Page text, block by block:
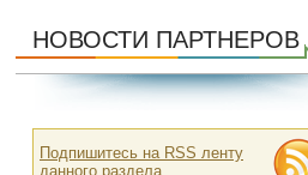
НОВОСТИ ПАРТНЕРОВ
Подпишитесь на RSS ленту
данного раздела